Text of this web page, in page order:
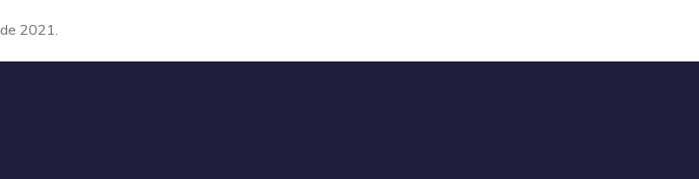
2021.